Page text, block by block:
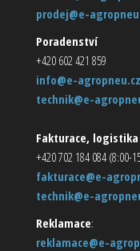
prodej@e-
Poradenství
+420 602 421 859
info@e-agropneu.cz
technik@e-
Fakturace, logistika
+420 702 184 084 (8:00-
fakturace@e-
technik@e-
Reklamace:
reklamace@e-